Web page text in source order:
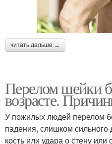
читать дальше →
Перелом шейки
возрасте.
У пожилых людей перелом
падения, слишком
кость или удара о стену